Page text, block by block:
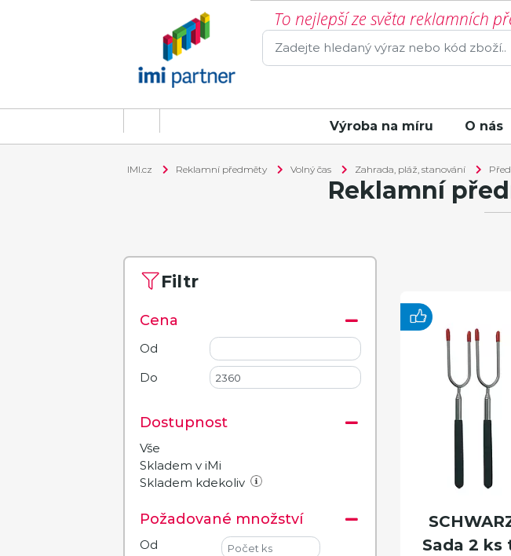
To nejlepší ze světa reklamních
Výroba na míru O nás
IMI.cz Reklamní předměty Volný čas Zahrada, pláž, stanování
Reklamní
Filtr
Cena
Od
Do
Dostupnost
Vše
Skladem v iMi
Skladem kdekoliv
Požadované množství
Od
Sada 2 ks